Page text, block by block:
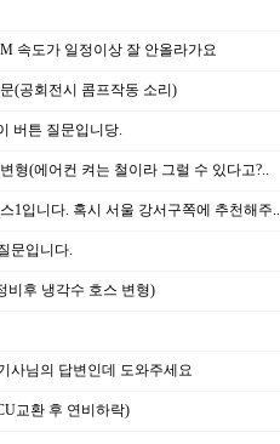
속도가 일정이상 잘 안올라가요
(공회전시 콤프작동 소리)
버튼 질문입니당.
형(에어컨 켜는 철이라 그럴 수 있다고?..
1입니다. 혹시 서울 강서구쪽에 추천해주..
문입니다.
비후 냉각수 호스 변형)
사님의 답변인데 도와주세요
교환 후 연비하락)